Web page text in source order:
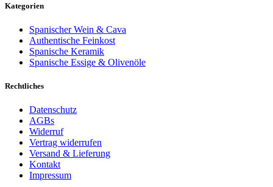
Kategorien
Spanischer Wein & Cava
Authentische Feinkost
Spanische Keramik
Spanische Essige & Olivenöle
Rechtliches
Datenschutz
AGBs
Widerruf
Vertrag widerrufen
Versand & Lieferung
Kontakt
Impressum